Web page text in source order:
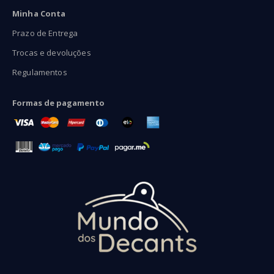
Minha Conta
Prazo de Entrega
Trocas e devoluções
Regulamentos
Formas de pagamento